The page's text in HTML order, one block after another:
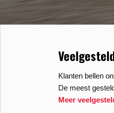
Klanten bellen
De meest
Meer